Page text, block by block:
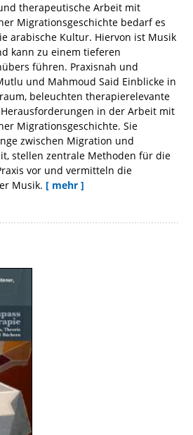
therapeutische Arbeit mit
Migrationsgeschichte bedarf es
arabische Kultur. Hiervon ist Musik
kann zu einem tieferen
führen. Praxisnah und
und Mahmoud Said Einblicke in
beleuchten therapierelevante
in der Arbeit mit
Migrationsgeschichte. Sie
zwischen Migration und
stellen zentrale Methoden für die
vor und vermitteln die
Musik. [ mehr ]